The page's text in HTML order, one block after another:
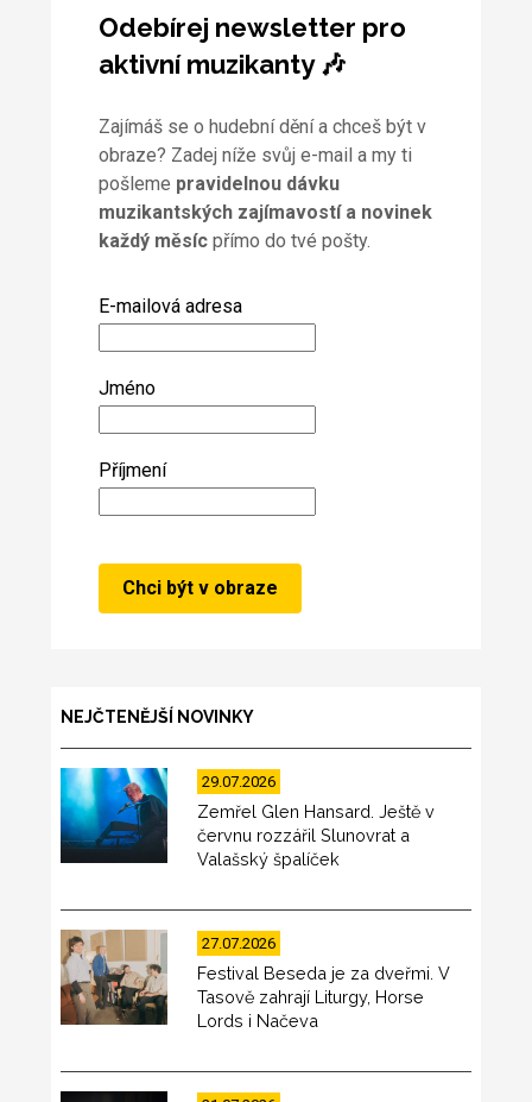
Odebírej newsletter pro
aktivní muzikanty 🎶
Zajímáš se o hudební dění a chceš být v
obraze? Zadej níže svůj e-mail a my ti
pošleme pravidelnou dávku
muzikantských zajímavostí a novinek
každý měsícpřímo do tvé pošty.
E-mailová adresa
Jméno
Příjmení
NEJČTENĚJŠÍ NOVINKY
29.07.2026
Zemřel Glen Hansard. Ještě v
červnu rozzářil Slunovrat a
Valašský špalíček
27.07.2026
Festival Beseda je za dveřmi. V
Tasově zahrají Liturgy, Horse
Lords i Načeva